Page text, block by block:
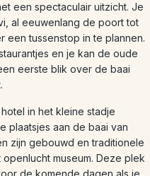
een spectaculair uitzicht. Je
al eeuwenlang de poort tot
een tussenstop in te plannen.
en je kan de oude
eerste blik over de baai
in het kleine stadje
plaatsjes aan de baai van
zijn gebouwd en traditionele
museum. Deze plek
de komende dagen als je